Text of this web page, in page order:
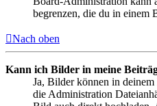
begrenzen, die du in einem
Nach oben
Kann ich Bilder in meine
Ja, Bilder können in
die Administration